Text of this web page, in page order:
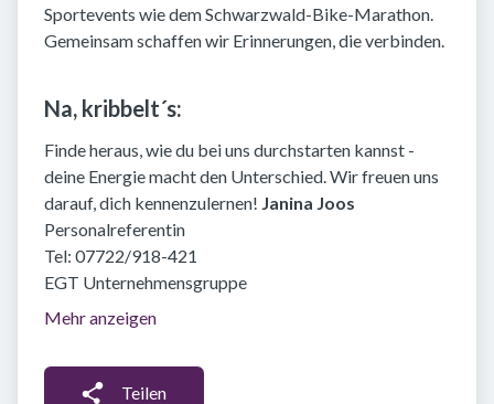
Sportevents wie dem Schwarzwald-Bike-Marathon.
Gemeinsam schaffen wir Erinnerungen, die verbinden.
Na, kribbelt´s:
Finde heraus, wie du bei uns durchstarten kannst -
deine Energie macht den Unterschied. Wir freuen uns
darauf, dich kennenzulernen! Janina Joos
Personalreferentin
Tel: 07722/918-421
EGT Unternehmensgruppe
Mehr anzeigen
Teilen